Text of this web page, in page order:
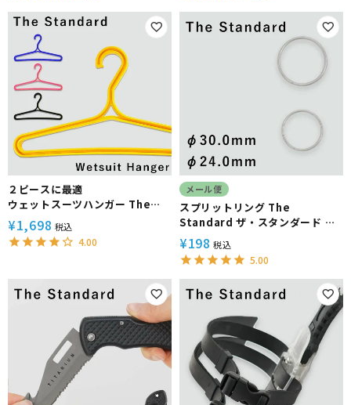
２ピースに最適
ウェットスーツハンガー The
Standard ザ・スタンダード ダ
イビング サーフィン
¥1,698 税込
4.00
メール便
スプリットリング The
Standard ザ・スタンダード ダ
イビング アクセサリー パーツ ス
テンレス製 重器材
¥198 税込
5.00